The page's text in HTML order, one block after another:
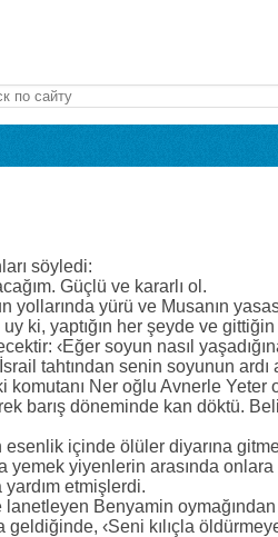
söyledi:
Güçlü ve kararlı ol.
yürü ve Musanın
ki, yaptığın her şeyde ve gittiğin
‹Eğer soyun nasıl
tahtından senin soyunun ardı
Ner oğlu Avnerle Yeter
barış döneminde kan döktü.
esenlik içinde ölüler diyarına
yemek yiyenlerin arasında
etmişlerdi.
Benyamin
geldiğinde, ‹Seni kılıçla